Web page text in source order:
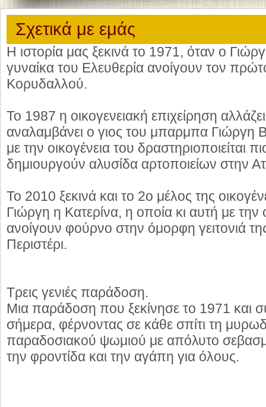
Σχετικά με εμάς
Η ιστορία μας ξεκινά το 1971, όταν ο
γυναίκα του Ελευθερία ανοίγουν τον
Κορυδαλλού.
Το 1987 η οικογενειακή επιχείρηση
αναλαμβάνει ο γιος του μπαρμπα Γιώργη
με την οικογένεια του δραστηριοποιείται
δημιουργούν αλυσίδα αρτοποιείων στην
Το 2010 ξεκινά και το 2ο μέλος της
Γιώργη η Κατερίνα, η οποία κι αυτή με την
ανοίγουν φούρνο στην όμορφη γειτονιά
Περιστέρι.
Τρεις γενιές παράδοση.
Μια παράδοση που ξεκίνησε το 1971 και
σήμερα, φέρνοντας σε κάθε σπίτι τη
παραδοσιακού ψωμιού με απόλυτο
την φροντίδα και την αγάπη για όλους.